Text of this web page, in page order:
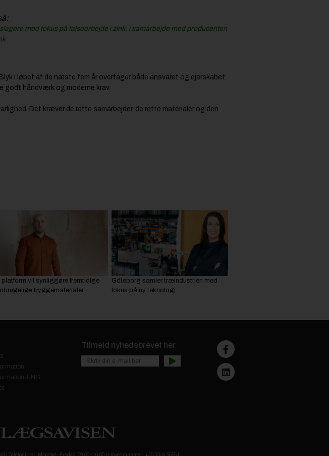
med fokus på falsearbejde i zink, i samarbejde med producenten
i løbet af de næste fem år overtager både ansvaret og ejerskabet.
godt håndværk og moderne krav.
Det kræver de rette samarbejder, de rette materialer og den
platform vil synliggøre fremtidige
byggematerialer
Göteborg samler træindustrien med
fokus på ny teknologi
ENG
Tilmeld nyhedsbrevet her
Telefontider: Mandag - Fredag: 09.00 - 16.00 | Hovednummer: +45 3344 5555 |